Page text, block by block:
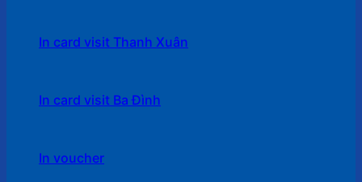
In card visit Thanh Xuân
In card visit Ba Đình
In voucher